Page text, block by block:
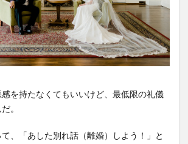
を持たなくてもいいけど、最低限の礼儀
。
、「あした別れ話（離婚）しよう！」と